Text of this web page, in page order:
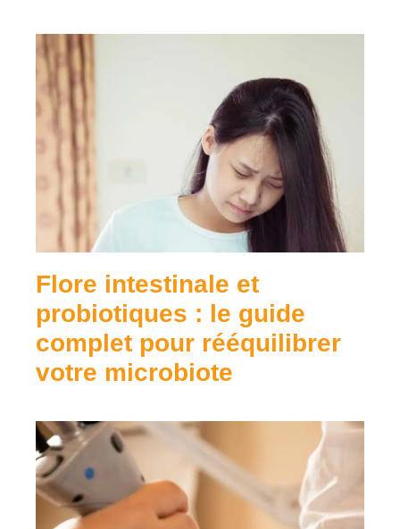
Flore intestinale et
probiotiques : le guide
complet pour rééquilibrer
votre microbiote